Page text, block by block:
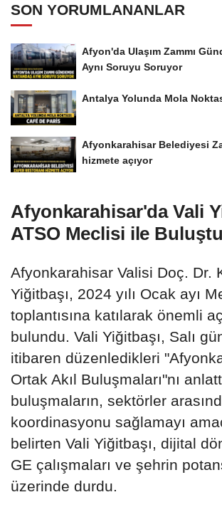
SON YORUMLANANLAR
Afyon'da Ulaşım Zammı
Aynı Soruyu Soruyor
Antalya Yolunda Mola
Afyonkarahisar Belediyesi
hizmete açıyor
Afyonkarahisar'da Vali
ATSO Meclisi ile Buluştu
Afyonkarahisar Valisi Doç. Dr.
Yiğitbaşı, 2024 yılı Ocak ayı
toplantısına katılarak önemli
bulundu. Vali Yiğitbaşı, Salı
itibaren düzenledikleri
Ortak Akıl Buluşmaları"nı
buluşmaların, sektörler
koordinasyonu sağlamayı
belirten Vali Yiğitbaşı, dijital
GE çalışmaları ve şehrin
üzerinde durdu.